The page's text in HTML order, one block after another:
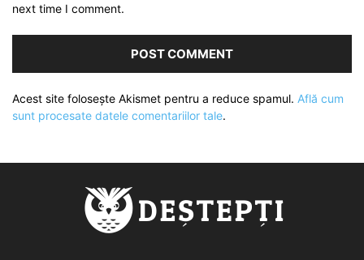
next time I comment.
Acest site folosește Akismet pentru a reduce spamul. Află cum
sunt procesate datele comentariilor tale.